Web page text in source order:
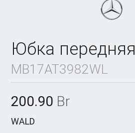
Юбка передняя
MB17AT3982WL
200.90 Br
WALD